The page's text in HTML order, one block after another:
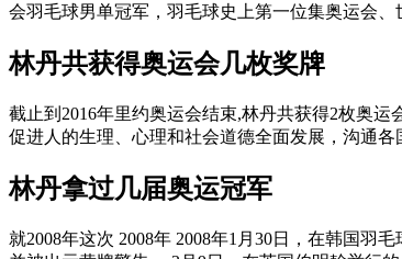
会羽毛球男单冠军，羽毛球史上第一位集奥运会、
林丹共获得奥运会几枚奖牌
截止到2016年里约奥运会结束,林丹共获得2枚奥
促进人的生理、心理和社会道德全面发展，沟通各
林丹拿过几届奥运冠军
就2008年这次 2008年 2008年1月30日，在韩国羽